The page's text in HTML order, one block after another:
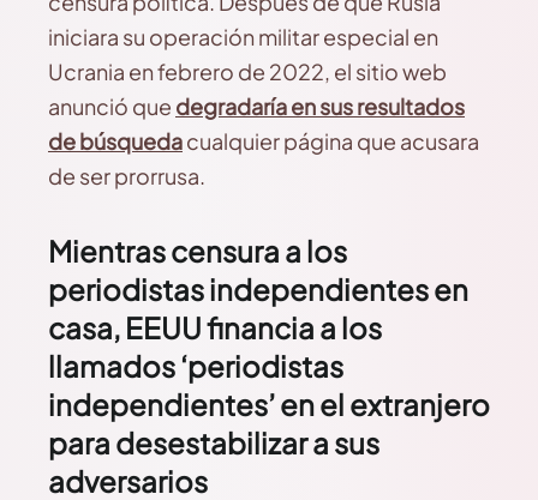
iniciara su operación militar especial en
Ucrania en febrero de 2022, el sitio web
anunció que degradaría en sus resultados
de búsquedacualquier página que acusara
de ser prorrusa.
Mientras censura a los
periodistas independientes en
casa, EEUU financia a los
llamados ‘periodistas
independientes’ en el extranjero
para desestabilizar a sus
adversarios